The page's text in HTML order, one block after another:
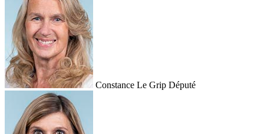
Constance Le Grip Député